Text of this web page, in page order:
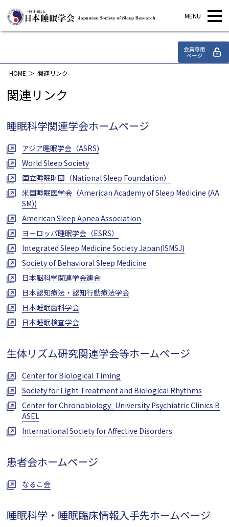
HOME 関連リンク
関連リンク
睡眠科学関連学会ホームページ
アジア睡眠学会（ASRS)
World Sleep Society
国立睡眠財団（National Sleep Foundation）
米国睡眠医学会（American Academy of Sleep Medicine (AA
SM))
American Sleep Apnea Association
ヨーロッパ睡眠学会（ESRS）
Integrated Sleep Medicine Society Japan(ISMSJ)
Society of Behavioral Sleep Medicine
日本脳科学関連学会連合
日本認知療法・認知行動療法学会
日本睡眠歯科学会
日本睡眠検査学会
生体リズム研究関連学会等ホームページ
Center for Biological Timing
Society for Light Treatment and Biological Rhythms
Center for Chronobiology_University Psychiatric Clinics B
ASEL
International Society for Affective Disorders
患者会ホームページ
なるこ会
睡眠科学・睡眠臨床情報入手先ホームページ